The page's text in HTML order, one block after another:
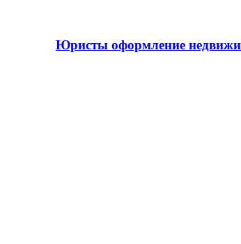
Юристы оформление